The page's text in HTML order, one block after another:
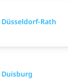
Rath